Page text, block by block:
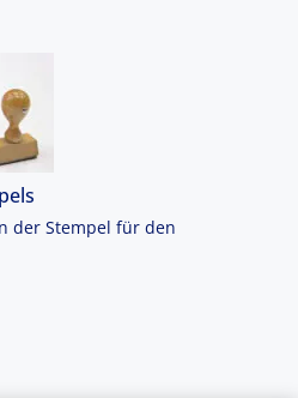
der Stempel für den